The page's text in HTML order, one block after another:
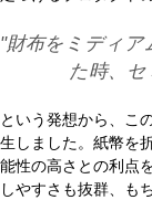
"財布をミディア
た時、
という発想から、こ
生しました。紙幣を
能性の高さとの利点
しやすさも抜群、も